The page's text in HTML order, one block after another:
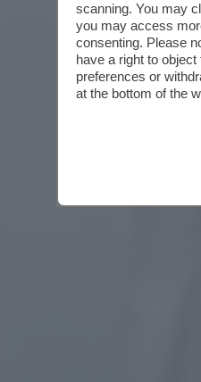
scanning. You may
you may access
consenting. Please
have a right to
preferences or
at the bottom of the